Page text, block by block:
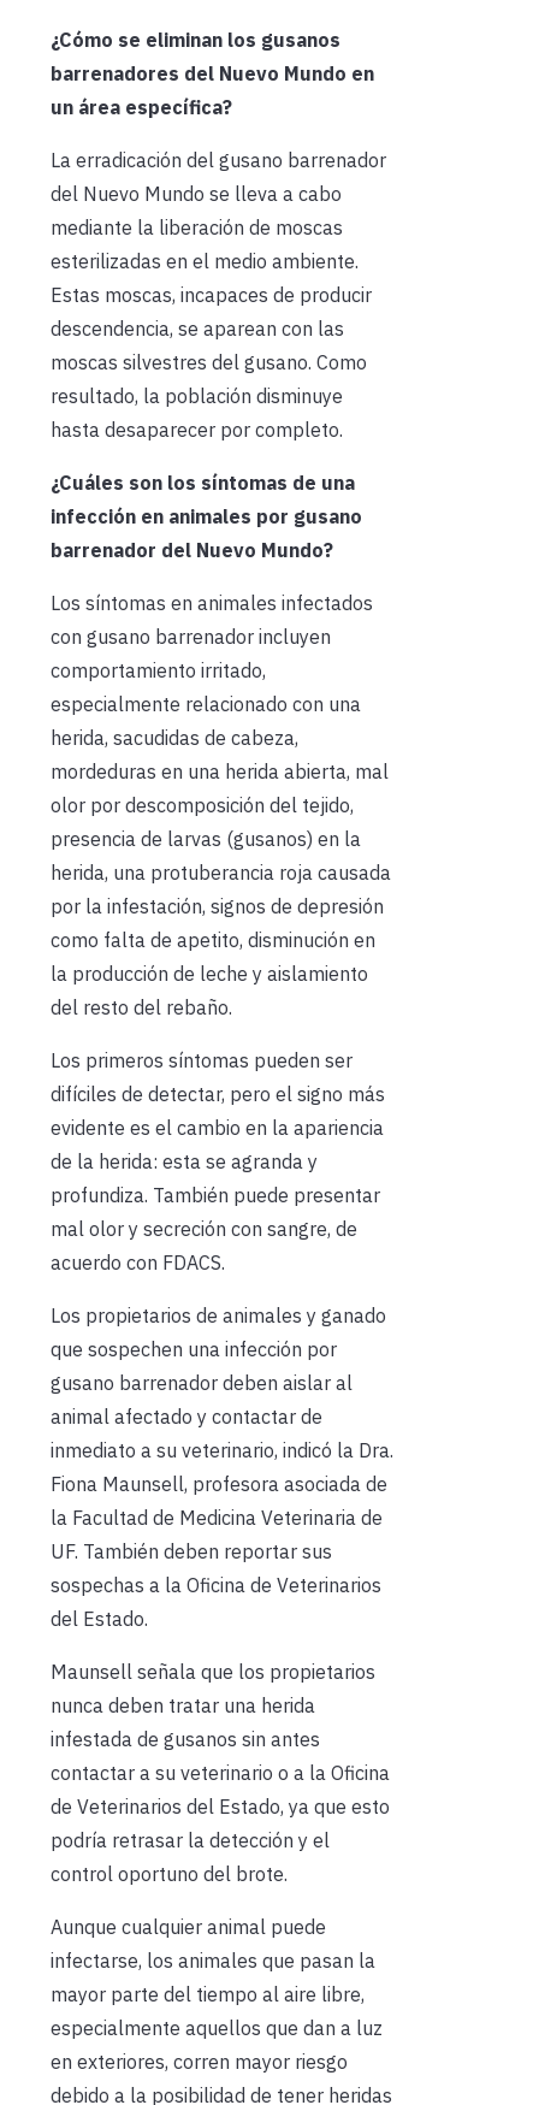
¿Cómo se eliminan los gusanos
barrenadores del Nuevo Mundo en
un área específica?
La erradicación del gusano barrenador
del Nuevo Mundo se lleva a cabo
mediante la liberación de moscas
esterilizadas en el medio ambiente.
Estas moscas, incapaces de producir
descendencia, se aparean con las
moscas silvestres del gusano. Como
resultado, la población disminuye
hasta desaparecer por completo.
¿Cuáles son los síntomas de una
infección en animales por gusano
barrenador del Nuevo Mundo?
Los síntomas en animales infectados
con gusano barrenador incluyen
comportamiento irritado,
especialmente relacionado con una
herida, sacudidas de cabeza,
mordeduras en una herida abierta, mal
olor por descomposición del tejido,
presencia de larvas (gusanos) en la
herida, una protuberancia roja causada
por la infestación, signos de depresión
como falta de apetito, disminución en
la producción de leche y aislamiento
del resto del rebaño.
Los primeros síntomas pueden ser
difíciles de detectar, pero el signo más
evidente es el cambio en la apariencia
de la herida: esta se agranda y
profundiza. También puede presentar
mal olor y secreción con sangre, de
acuerdo con FDACS.
Los propietarios de animales y ganado
que sospechen una infección por
gusano barrenador deben aislar al
animal afectado y contactar de
inmediato a su veterinario, indicó la Dra.
Fiona Maunsell, profesora asociada de
la Facultad de Medicina Veterinaria de
UF. También deben reportar sus
sospechas a la Oficina de Veterinarios
del Estado.
Maunsell señala que los propietarios
nunca deben tratar una herida
infestada de gusanos sin antes
contactar a su veterinario o a la Oficina
de Veterinarios del Estado, ya que esto
podría retrasar la detección y el
control oportuno del brote.
Aunque cualquier animal puede
infectarse, los animales que pasan la
mayor parte del tiempo al aire libre,
especialmente aquellos que dan a luz
en exteriores, corren mayor riesgo
debido a la posibilidad de tener heridas